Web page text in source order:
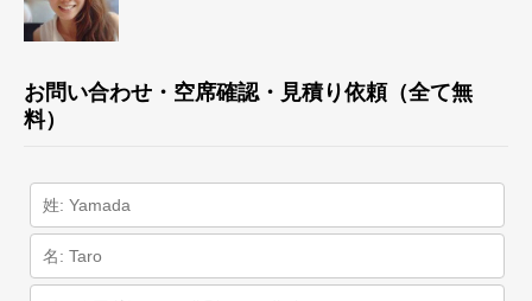
お問い合わせ・空席確認・見積り依頼（全て無
料）